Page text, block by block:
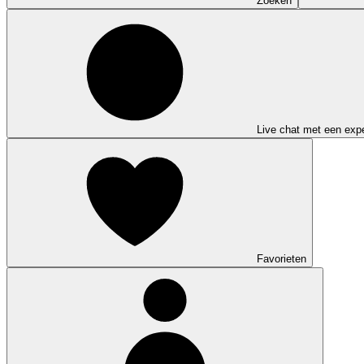
Live chat met een
Favorieten